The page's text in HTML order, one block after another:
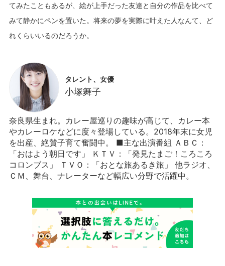
てみたこともあるが、絵が上手だった友達と自分の作品を比べて
みて静かにペンを置いた。将来の夢を実際に叶えた人なんて、ど
タレント、女優
小塚舞子
奈良県生まれ。カレー屋巡りの趣味が高じて、カレー本
やカレーロケなどに度々登場している。2018年末に女児
を出産、絶賛子育て奮闘中。 ■主な出演番組 ＡＢＣ：
「おはよう朝日です」 ＫＴＶ：「発見たまご！ころころ
コロンブス」 ＴＶＯ：「おとな旅あるき旅」 他ラジオ、
ＣＭ、舞台、ナレーターなど幅広い分野で活躍中。